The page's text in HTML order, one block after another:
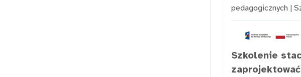
pedagogicznych |
Szkolenie